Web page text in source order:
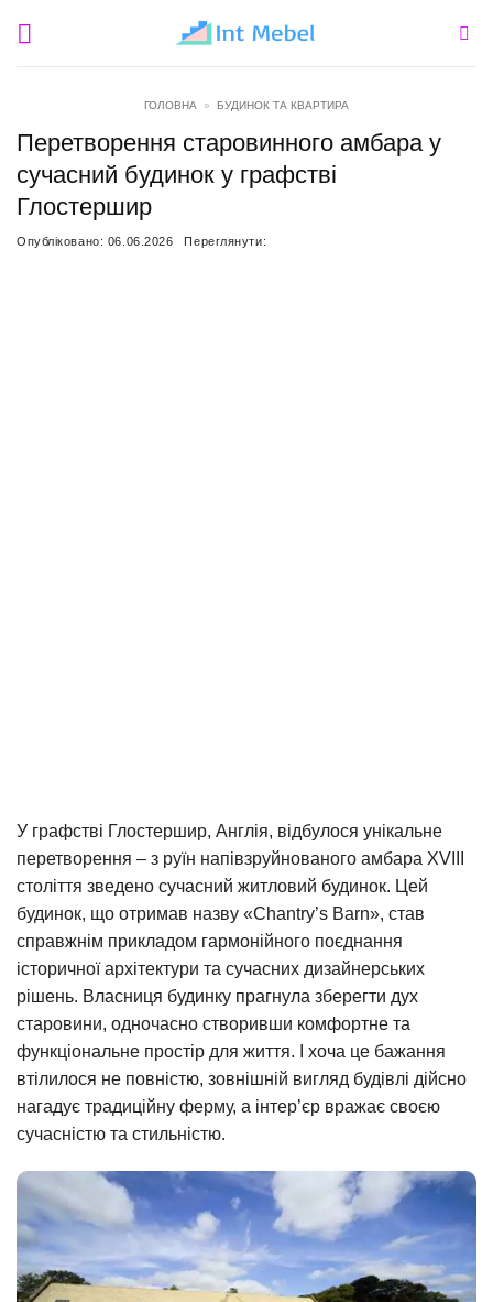
ГОЛОВНА » БУДИНОК ТА КВАРТИРА
Перетворення старовинного амбара у
сучасний будинок у графстві
Глостершир
Опубліковано: 06.06.2026 Переглянути:
У графстві Глостершир, Англія, відбулося унікальне
перетворення – з руїн напівзруйнованого амбара XVIII
століття зведено сучасний житловий будинок. Цей
будинок, що отримав назву «Chantry’s Barn», став
справжнім прикладом гармонійного поєднання
історичної архітектури та сучасних дизайнерських
рішень. Власниця будинку прагнула зберегти дух
старовини, одночасно створивши комфортне та
функціональне простір для життя. І хоча це бажання
втілилося не повністю, зовнішній вигляд будівлі дійсно
нагадує традиційну ферму, а інтер’єр вражає своєю
сучасністю та стильністю.